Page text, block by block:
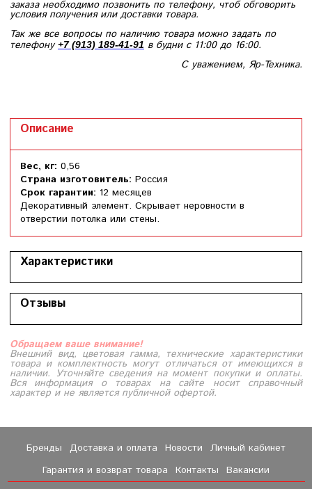
заказа необходимо позвонить по телефону, чтоб обговорить
условия получения или доставки товара.
Так же все вопросы по наличию товара можно задать по
телефону+7 (913) 189-41-91 в будни с 11:00 до 16:00.
С уважением, Яр-Техника.
Описание
Вес, кг: 0,56
Страна изготовитель: Россия
Срок гарантии: 12 месяцев
Декоративный элемент. Скрывает неровности в
отверстии потолка или стены.
Характеристики
Отзывы
Обращаем ваше внимание!
Внешний вид, цветовая гамма, технические характеристики
товара и комплектность могут отличаться от имеющихся в
наличии. Уточняйте сведения на момент покупки и оплаты.
Вся информация о товарах на сайте носит справочный
характер и не является публичной офертой.
Бренды Доставка и оплата Новости
Личный кабинет
Гарантия и возврат товара Контакты Вакансии